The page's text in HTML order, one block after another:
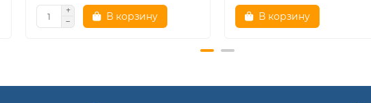
В корзину В корзину